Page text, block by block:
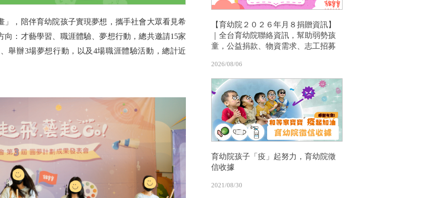
」，陪伴育幼院孩子實現夢想，攜手社會大眾看見希
：才藝學習、職涯體驗、夢想行動，總共邀請15家
舉辦3場夢想行動，以及4場職涯體驗活動，總計近
【育幼院２０２６年月８捐贈資訊】
｜全台育幼院聯絡資訊，幫助弱勢孩
童，公益捐款、物資需求、志工招募
2026/08/06
育幼院孩子「疫」起努力，育幼院徵
信收據
2021/08/30